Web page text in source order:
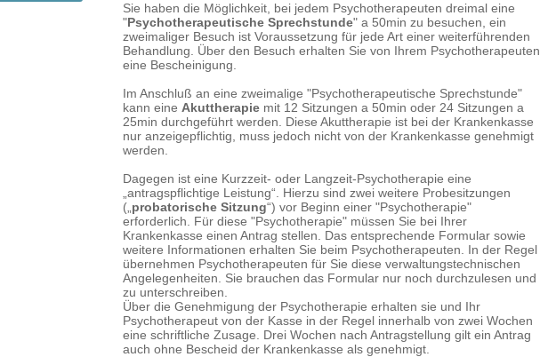
Sie haben die Möglichkeit, bei jedem Psychotherapeuten dreimal eine
"Psychotherapeutische Sprechstunde" a 50min zu besuchen, ein
zweimaliger Besuch ist Voraussetzung für jede Art einer weiterführenden
Behandlung. Über den Besuch erhalten Sie von Ihrem Psychotherapeuten
eine Bescheinigung.
Im Anschluß an eine zweimalige "Psychotherapeutische Sprechstunde"
kann eine Akuttherapie mit 12 Sitzungen a 50min oder 24 Sitzungen a
25min durchgeführt werden. Diese Akuttherapie ist bei der Krankenkasse
nur anzeigepflichtig, muss jedoch nicht von der Krankenkasse genehmigt
werden.
Dagegen ist eine Kurzzeit- oder Langzeit-Psychotherapie eine
„antragspflichtige Leistung“. Hierzu sind zwei weitere Probesitzungen
(„ probatorische Sitzung“) vor Beginn einer "Psychotherapie"
erforderlich. Für diese "Psychotherapie" müssen Sie bei Ihrer
Krankenkasse einen Antrag stellen. Das entsprechende Formular sowie
weitere Informationen erhalten Sie beim Psychotherapeuten. In der Regel
übernehmen Psychotherapeuten für Sie diese verwaltungstechnischen
Angelegenheiten. Sie brauchen das Formular nur noch durchzulesen und
zu unterschreiben.
Über die Genehmigung der Psychotherapie erhalten sie und Ihr
Psychotherapeut von der Kasse in der Regel innerhalb von zwei Wochen
eine schriftliche Zusage. Drei Wochen nach Antragstellung gilt ein Antrag
auch ohne Bescheid der Krankenkasse als genehmigt.